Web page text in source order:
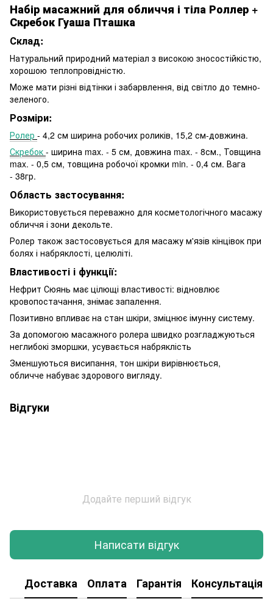
Набір масажний для обличчя і тіла Роллер +
Скребок Гуаша Пташка
Склад:
Натуральний природний матеріал з високою зносостійкістю,
хорошою теплопровідністю.
Може мати різні відтінки і забарвлення, від світло до темно-
зеленого.
Розміри:
Ролер - 4,2 см ширина робочих роликів, 15,2 см-довжина.
Скребок - ширина max. - 5 см, довжина max. - 8см., Товщина
max. - 0,5 см, товщина робочої кромки min. - 0,4 см. Вага
- 38гр.
Область застосування:
Використовується переважно для косметологічного масажу
обличчя і зони декольте.
Ролер також застосовується для масажу м'язів кінцівок при
болях і набряклості, целюліті.
Властивості і функції:
Нефрит Сюянь має цілющі властивості: відновлює
кровопостачання, знімає запалення.
Позитивно впливає на стан шкіри, зміцнює імунну систему.
За допомогою масажного ролера швидко розгладжуються
неглибокі зморшки, усувається набряклість
Зменшуються висипання, тон шкіри вирівнюється,
обличче набуває здорового вигляду.
Відгуки
Додайте перший відгук
Написати відгук
Доставка Оплата Гарантія Консультація